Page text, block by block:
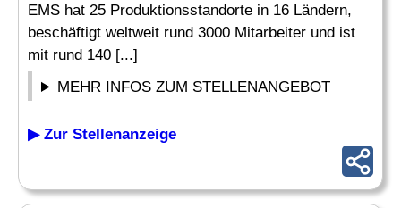
EMS hat 25 Produktionsstandorte in 16 Ländern,
beschäftigt weltweit rund 3000 Mitarbeiter und ist
mit rund 140 [...]
MEHR INFOS ZUM STELLENANGEBOT
▶ Zur Stellenanzeige